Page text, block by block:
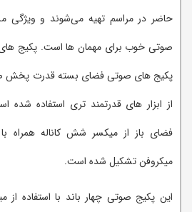
حاضر در مراسم تهیه می‌شوند و ویژگی
صوتی خوب برای مهمان ها است. پکیج
پکیج های صوتی فضای بسته قدرت پخش
فضای باز از میکسر شش کاناله همراه
میکروفن تشکیل شده است.
این پکیج صوتی چهار باند با استفاده